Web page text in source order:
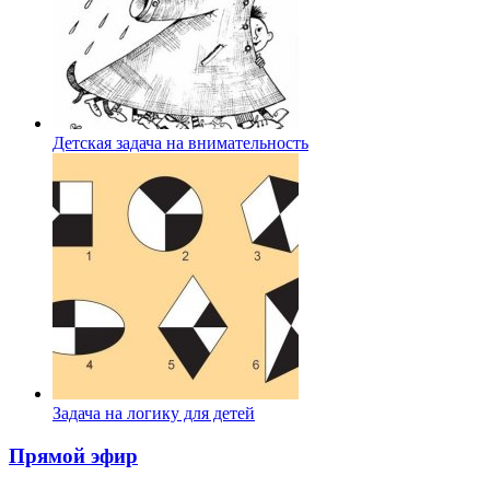
Детская задача на внимательность
Задача на логику для детей
Прямой эфир